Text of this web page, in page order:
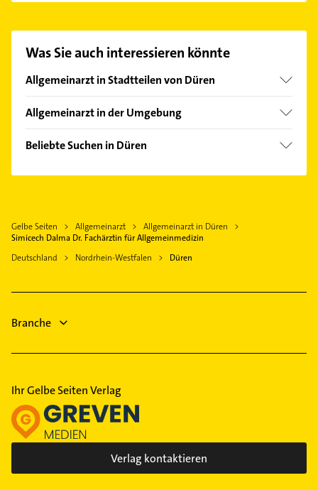
auswählen. Hier finden Sie alleKontaktdaten
Was Sie auch interessieren könnte
Allgemeinarzt in Stadtteilen von Düren
Birkesdorf
Lendersdorf
Allgemeinarzt in der Umgebung
Kreuzau
Langerwehe
Vettweiß
Nideggen
Kerpen Rheinland
Jülich
Beliebte Suchen in Düren
Bestatter
Heizung & Sanitär
Heizungsbauer
Heizungsfirmen
Gelbe Seiten Allgemeinarzt
Allgemeinarzt in Düren
Simicech Dalma Dr. Fachärztin für Allgemeinmedizin
Deutschland
Nordrhein-Westfalen Düren
Branche
Ihr Gelbe Seiten Verlag
Verlag kontaktieren